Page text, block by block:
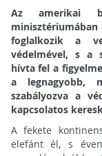
Az amerikai
minisztériumában
foglalkozik a
védelmével, s a
hívta fel a
a legnagyobb,
szabályozva a
kapcsolatos
A fekete
elefánt él, s